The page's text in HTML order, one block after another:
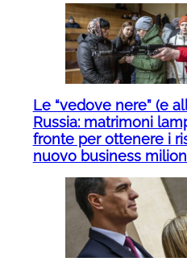
Le “vedove nere” (e
Russia: matrimoni
fronte per ottenere i
nuovo business